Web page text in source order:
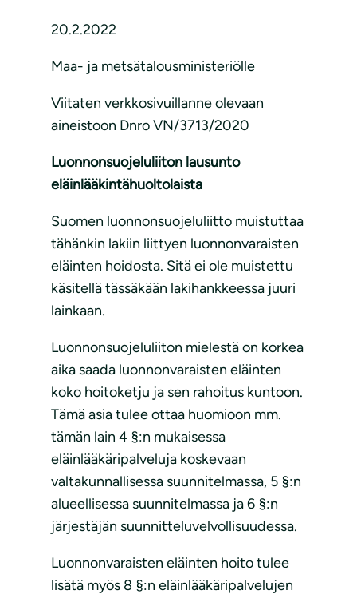
20.2.2022
Maa- ja metsätalousministeriölle
Viitaten verkkosivuillanne olevaan
aineistoon Dnro VN/3713/2020
Luonnonsuojeluliiton lausunto
eläinlääkintähuoltolaista
Suomen luonnonsuojeluliitto muistuttaa
tähänkin lakiin liittyen luonnonvaraisten
eläinten hoidosta. Sitä ei ole muistettu
käsitellä tässäkään lakihankkeessa juuri
lainkaan.
Luonnonsuojeluliiton mielestä on korkea
aika saada luonnonvaraisten eläinten
koko hoitoketju ja sen rahoitus kuntoon.
Tämä asia tulee ottaa huomioon mm.
tämän lain 4 §:n mukaisessa
eläinlääkäripalveluja koskevaan
valtakunnallisessa suunnitelmassa, 5 §:n
alueellisessa suunnitelmassa ja 6 §:n
järjestäjän suunnitteluvelvollisuudessa.
Luonnonvaraisten eläinten hoito tulee
lisätä myös 8 §:n eläinlääkäripalvelujen